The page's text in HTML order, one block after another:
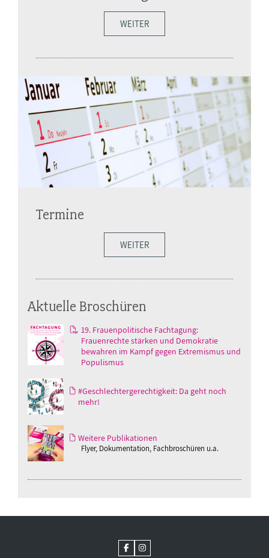
WEITER
Termine
WEITER
Aktuelle Broschüren
19. Frauenpolitische Fachtagung:
Frauenrechte stärken und Demokratie
bewahren im Kampf gegen Extremismus und
Populismus
#Geschlechtergerechtigkeit: Da geht noch
mehr!
Weitere Publikationen
Flyer, Dokumentation, Fachbroschüren u.a.